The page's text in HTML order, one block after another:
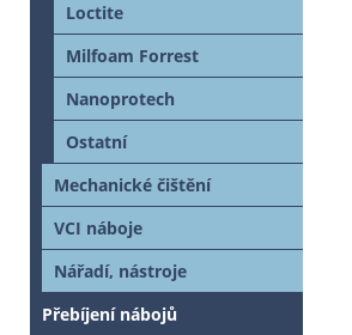
Loctite
Milfoam Forrest
Nanoprotech
Ostatní
Mechanické čištění
VCI náboje
Nářadí, nástroje
Přebíjení nábojů